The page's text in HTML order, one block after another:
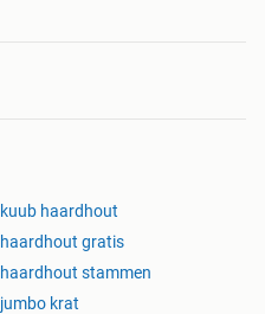
kuub haardhout
haardhout gratis
haardhout stammen
jumbo krat